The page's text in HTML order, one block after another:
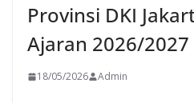
Provinsi DKI
Ajaran 2026/2027
18/05/2026 Admin